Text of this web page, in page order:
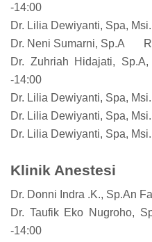
-14:00
Dr. Lilia Dewiyanti, Spa,
Dr. Neni Sumarni, Sp.A
Dr. Zuhriah Hidajati, Sp.A,
-14:00
Dr. Lilia Dewiyanti, Spa,
Dr. Lilia Dewiyanti, Spa,
Dr. Lilia Dewiyanti, Spa,
Klinik Anestesi
Dr. Donni Indra .K., Sp.An
Dr. Taufik Eko Nugroho,
-14:00